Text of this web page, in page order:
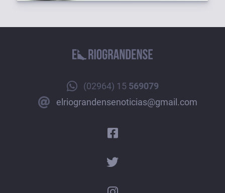
(02964) 15 569079
elriograndensenoticias@gmail.com